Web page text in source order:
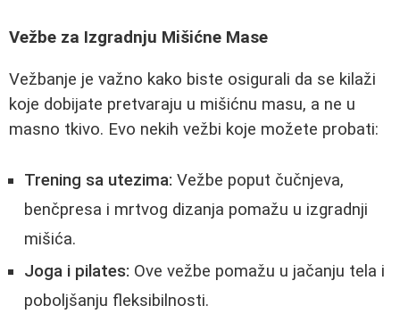
Vežbe za Izgradnju Mišićne Mase
Vežbanje je važno kako biste osigurali da se kilaži
koje dobijate pretvaraju u mišićnu masu, a ne u
masno tkivo. Evo nekih vežbi koje možete probati:
Trening sa utezima: Vežbe poput čučnjeva,
benčpresa i mrtvog dizanja pomažu u izgradnji
mišića.
Joga i pilates: Ove vežbe pomažu u jačanju tela i
poboljšanju fleksibilnosti.